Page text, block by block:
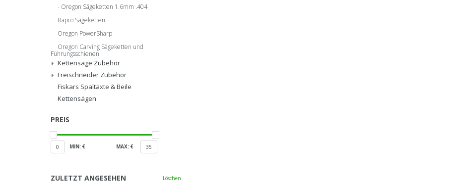
Oregon Sägeketten 1.6mm .404
Rapco Sägeketten
Oregon PowerSharp
Oregon Carving Sägeketten und
Führungsschienen
Kettensäge Zubehör
Freischneider Zubehör
Fiskars Spaltäxte & Beile
Kettensägen
PREIS
0 MIN: € MAX: € 35
ZULETZT ANGESEHEN Löschen